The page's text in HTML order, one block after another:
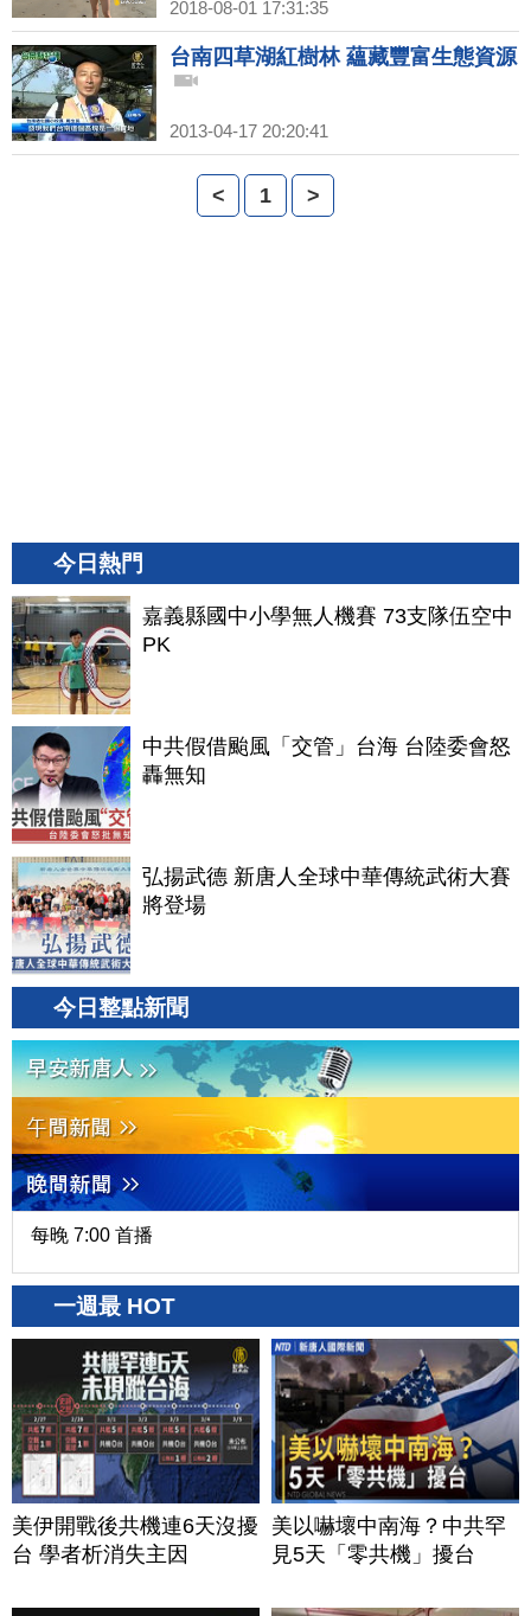
(261)預告
2018-08-01 17:31:35
台南四草湖紅樹林 蘊藏豐富生態資源
2013-04-17 20:20:41
< 1 >
今日熱門
嘉義縣國中小學無人機賽 73支隊伍空中
PK
中共假借颱風「交管」台海 台陸委會怒
轟無知
弘揚武德 新唐人全球中華傳統武術大賽
將登場
今日整點新聞
每晚 7:00 首播
一週最 HOT
美伊開戰後共機連6天沒擾
台 學者析消失主因
美以嚇壞中南海？中共罕
見5天「零共機」擾台